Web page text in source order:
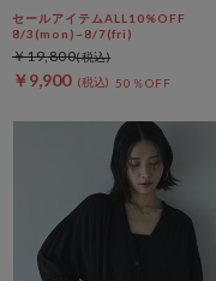
セールアイテムALL10%OFF
8/3(mon)~8/7(fri)
￥9,900 50％OFF
￥19,800